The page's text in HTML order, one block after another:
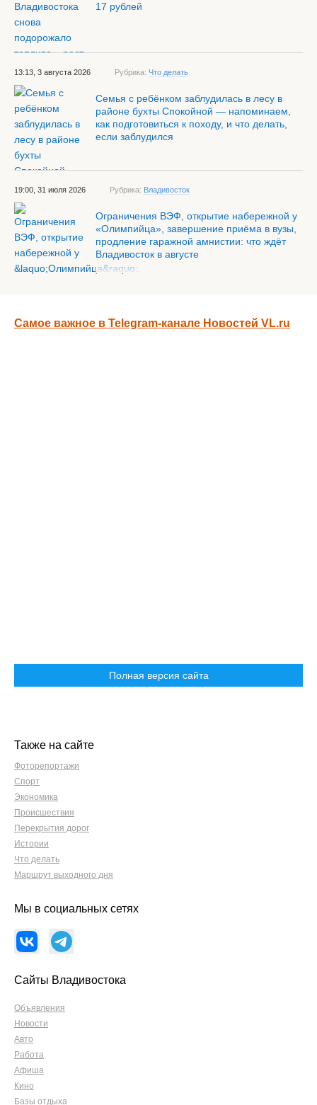
17 рублей
13:13, 3 августа 2026 Рубрика: Что делать
Семья с ребёнком заблудилась в лесу в
районе бухты Спокойной — напоминаем,
как подготовиться к походу, и что делать,
если заблудился
19:00, 31 июля 2026 Рубрика: Владивосток
Ограничения ВЭФ, открытие набережной у
«Олимпийца», завершение приёма в вузы,
продление гаражной амнистии: что ждёт
Владивосток в августе
Самое важное в Telegram-канале Новостей VL.ru
Полная версия сайта
Также на сайте
Фоторепортажи
Спорт
Экономика
Происшествия
Перекрытия дорог
Истории
Что делать
Маршрут выходного дня
Мы в социальных сетях
Сайты Владивостока
Объявления
Новости
Авто
Работа
Афиша
Кино
Базы отдыха